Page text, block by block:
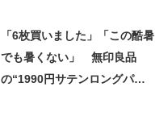
「6枚買いました」「この酷暑
でも暑くない」 無印良品
の“1990円サテンロングパン